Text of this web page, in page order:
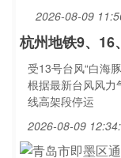
2026-08-09
杭州地铁9、16
受13号台风“白海
根据最新台风风
线高架段停运
2026-08-09